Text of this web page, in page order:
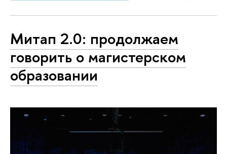
Митап 2.0: продолжаем
говорить о магистерском
образовании